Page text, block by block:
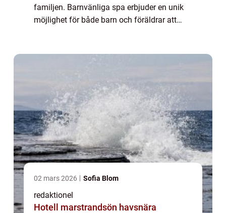
familjen. Barnvänliga spa erbjuder en unik
möjlighet för både barn och föräldrar att
02 mars 2026 Sofia Blom
redaktionel
Hotell marstrandsön havsnära